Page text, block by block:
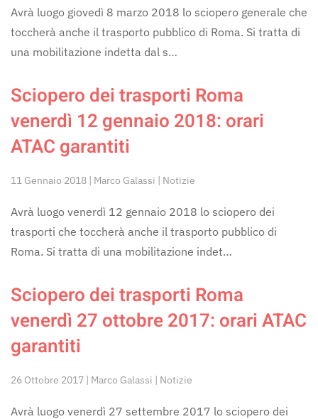
Avrà luogo giovedì 8 marzo 2018 lo sciopero generale che
toccherà anche il trasporto pubblico di Roma. Si tratta di
una mobilitazione indetta dal s…
Sciopero dei trasporti Roma
venerdì 12 gennaio 2018: orari
ATAC garantiti
11 Gennaio 2018 | Marco Galassi | Notizie
Avrà luogo venerdì 12 gennaio 2018 lo sciopero dei
trasporti che toccherà anche il trasporto pubblico di
Roma. Si tratta di una mobilitazione indet…
Sciopero dei trasporti Roma
venerdì 27 ottobre 2017: orari ATAC
garantiti
26 Ottobre 2017 | Marco Galassi | Notizie
Avrà luogo venerdì 27 settembre 2017 lo sciopero dei